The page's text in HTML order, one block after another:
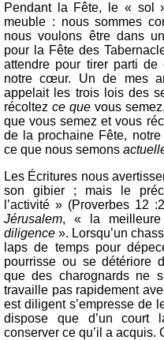
Pendant la Fête, le « sol
meuble : nous sommes
nous voulons être dans
pour la Fête des
attendre pour tirer parti
notre cœur. Un de mes
appelait les trois lois des
récoltez ce quevous
que vous semez et vous
de la prochaine Fête,
ce que nous semons
Les Écritures nous
son gibier ; mais le
l’activité » (Proverbes 12
Jérusalem, « la meilleure
diligence ». Lorsqu’un
laps de temps pour
pourrisse ou se détériore
que des charognards ne
travaille pas rapidement
est diligent s’empresse de
dispose que d’un court
conserver ce qu’il a acquis.